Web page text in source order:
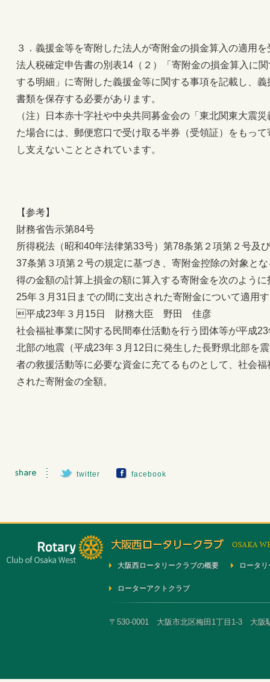
３．義援金等を寄附した法人が寄附金の損金算入の適用
法人税確定申告書の別表14（２）「寄附金の損金算入に
する明細」に寄附した義援金等に関する事項を記載し、
書類を保存する必要があります。
（注）日本赤十字社や中央共同募金会の「東北関東大震
た場合には、郵便窓口で受け取る半券（受領証）をもっ
し支えないこととされています。
【参考】
財務省告示第84号
所得税法（昭和40年法律第33号）第78条第２項第２号及
37条第３項第２号の規定に基づき、寄附金控除の対象と
得の金額の計算上損金の額に算入する寄附金を次のよう
25年３月31日までの間に支出された寄附金について適用
平成23年３月15日 財務大臣 野田 佳彦
社会福祉事業に関する民間奉仕活動を行う団体等が平成
北部の地震（平成23年３月12日に発生した長野県北部を
者の救援活動等に必要な資金に充てるものとして、社会
された寄附金の全額。
twitter facebook
大阪西ロータリークラブの概要 ロータ
ローターアクトクラブ
〒530-0001 大阪市北区梅田1丁目1-3 大阪